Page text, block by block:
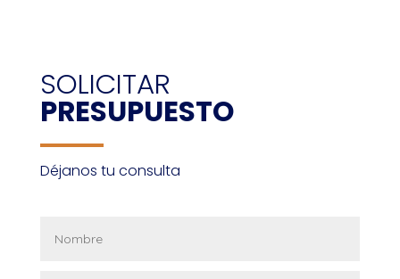
SOLICITAR
PRESUPUESTO
Déjanos tu consulta